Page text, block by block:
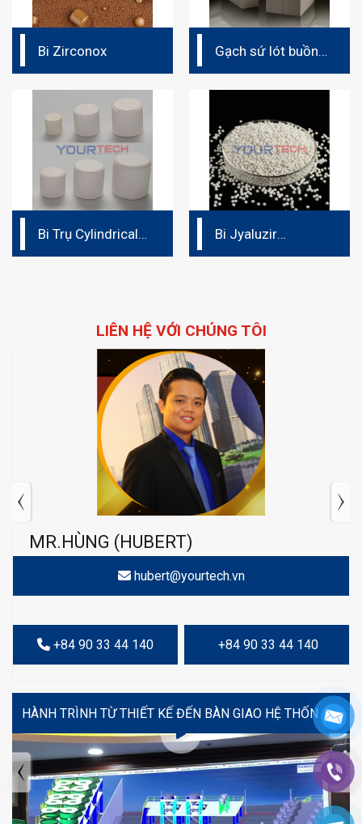
Bi Zirconox
Gạch sứ lót buồng
Bi Trụ Cylindrical
Bi Jyaluzir
LIÊN HỆ VỚI CHÚNG TÔI
MR.HÙNG (HUBERT)
hubert@yourtech.vn
+84 90 33 44 140 +84 90 33 44 140
VIDEO
TIN TỨC MỚI NHẤT
Tuyển dụng: Nhân viên KẾ TOÁN